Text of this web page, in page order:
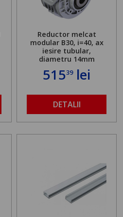
Reductor melcat
modular B30, i=40, ax
iesire tubular,
diametru 14mm
51539lei
DETALII